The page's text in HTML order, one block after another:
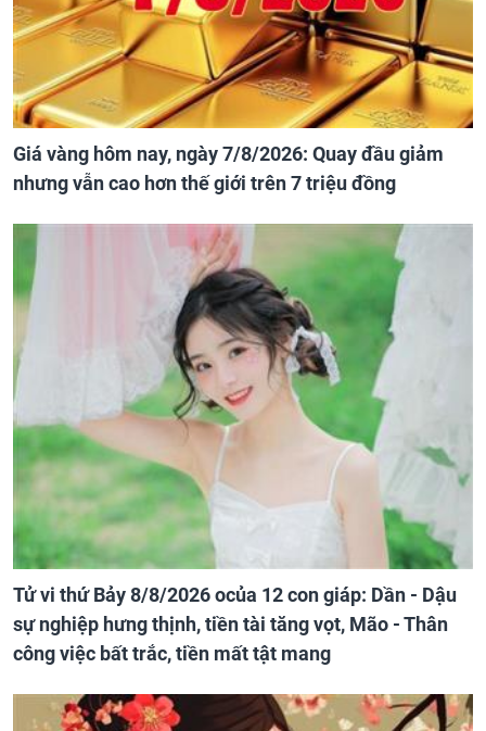
Giá vàng hôm nay, ngày 7/8/2026: Quay đầu giảm
nhưng vẫn cao hơn thế giới trên 7 triệu đồng
Tử vi thứ Bảy 8/8/2026 ocủa 12 con giáp: Dần - Dậu
sự nghiệp hưng thịnh, tiền tài tăng vọt, Mão - Thân
công việc bất trắc, tiền mất tật mang